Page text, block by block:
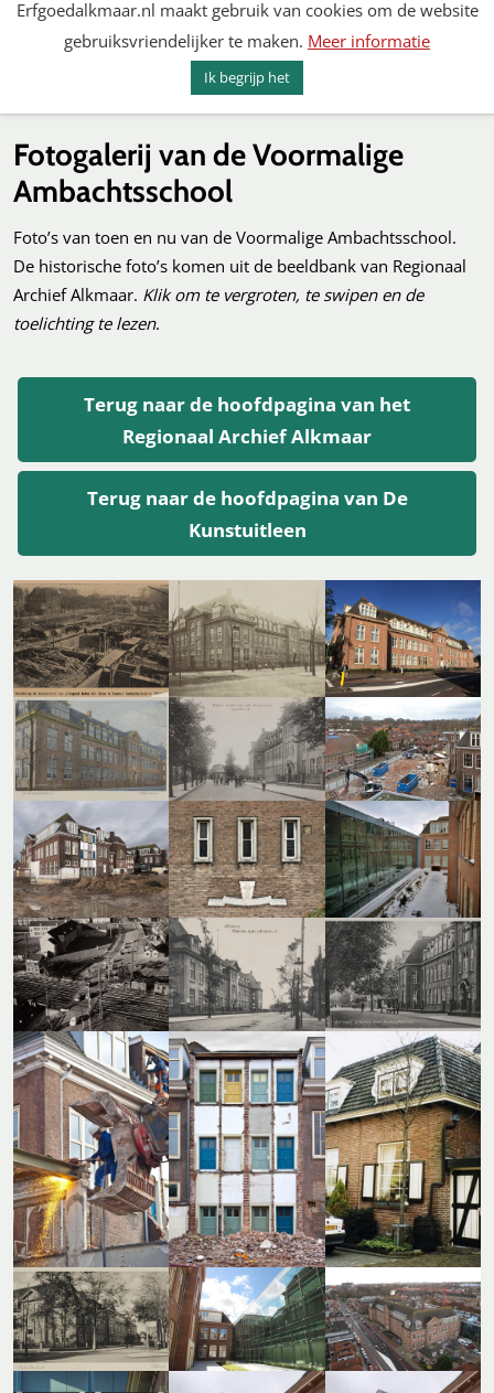
Spring
Erfgoedalkmaar.nl maakt gebruik van cookies om de website
gebruiksvriendelijker te maken. Meer informatie
Ik begrijp het
Fotogalerij van de Voormalige
Ambachtsschool
Foto’s van toen en nu van de Voormalige Ambachtsschool.
De historische foto’s komen uit de beeldbank van Regionaal
Archief Alkmaar. Klik om te vergroten, te swipen en de
toelichting te lezen.
Terug naar de hoofdpagina van het
Regionaal Archief Alkmaar
Terug naar de hoofdpagina van De
Kunstuitleen